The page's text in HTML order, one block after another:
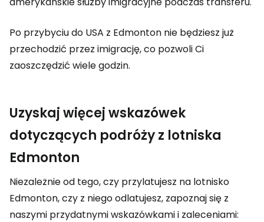
Po przybyciu do USA z Edmonton nie będziesz już
przechodzić przez imigrację, co pozwoli Ci
zaoszczędzić wiele godzin.
Uzyskaj więcej wskazówek
dotyczących podróży z lotniska
Edmonton
Niezależnie od tego, czy przylatujesz na lotnisko
Edmonton, czy z niego odlatujesz, zapoznaj się z
naszymi przydatnymi wskazówkami i zaleceniami: